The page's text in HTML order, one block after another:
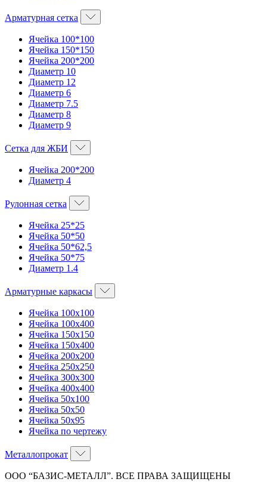
Арматурная сетка
Ячейка 100*100
Ячейка 150*150
Ячейка 200*200
Диаметр 10
Диаметр 12
Диаметр 6
Диаметр 7.5
Диаметр 8
Диаметр 9
Сетка для ЖБИ
Ячейка 200*200
Диаметр 4
Рулонная сетка
Ячейка 25*25
Ячейка 50*50
Ячейка 50*62,5
Ячейка 50*75
Диаметр 1.4
Арматурные каркасы
Ячейка 100х100
Ячейка 100х400
Ячейка 150х150
Ячейка 150х400
Ячейка 200х200
Ячейка 250х250
Ячейка 300х300
Ячейка 400х400
Ячейка 50х100
Ячейка 50х50
Ячейка 50х95
Ячейка по чертежу
Металлопрокат
ООО “БАЗИС-МЕТАЛЛ”. ВСЕ ПРАВА ЗАЩИЩЕНЫ